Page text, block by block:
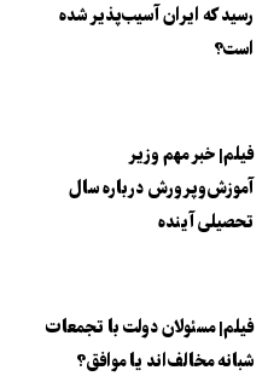
رسید که ایران آسیب‌پذیر شده
است؟
فیلم| خبر مهم وزیر
آموزش‌وپرورش درباره سال
تحصیلی آینده
فیلم| مسئولان دولت با تجمعات
شبانه مخالف‌اند یا موافق؟